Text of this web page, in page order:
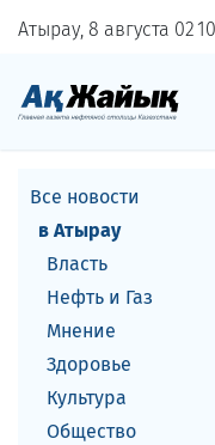
Атырау, 8 августа 0210
Все новости
в Атырау
Власть
Нефть и Газ
Мнение
Здоровье
Культура
Общество